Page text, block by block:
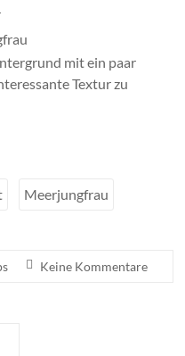
mit ein paar
Textur zu
Meerjungfrau
Keine Kommentare